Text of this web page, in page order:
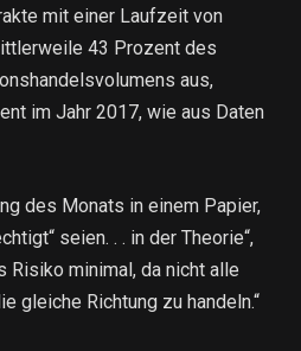
mit einer Laufzeit von
43 Prozent des
aus,
im Jahr 2017, wie aus Daten
des Monats in einem Papier,
seien. . . in der Theorie“,
Risiko minimal, da nicht alle
gleiche Richtung zu handeln.“